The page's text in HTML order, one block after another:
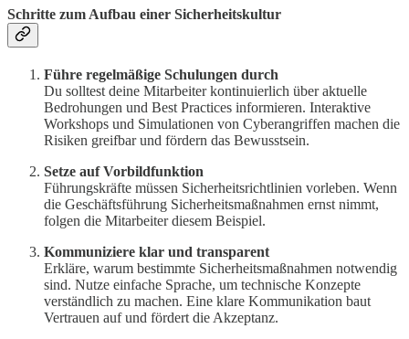
Schritte zum Aufbau einer Sicherheitskultur
Führe regelmäßige Schulungen durch
Du solltest deine Mitarbeiter kontinuierlich über aktuelle
Bedrohungen und Best Practices informieren. Interaktive
Workshops und Simulationen von Cyberangriffen machen die
Risiken greifbar und fördern das Bewusstsein.
Setze auf Vorbildfunktion
Führungskräfte müssen Sicherheitsrichtlinien vorleben. Wenn
die Geschäftsführung Sicherheitsmaßnahmen ernst nimmt,
folgen die Mitarbeiter diesem Beispiel.
Kommuniziere klar und transparent
Erkläre, warum bestimmte Sicherheitsmaßnahmen notwendig
sind. Nutze einfache Sprache, um technische Konzepte
verständlich zu machen. Eine klare Kommunikation baut
Vertrauen auf und fördert die Akzeptanz.